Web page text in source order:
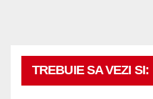
TREBUIE SA VEZI SI: